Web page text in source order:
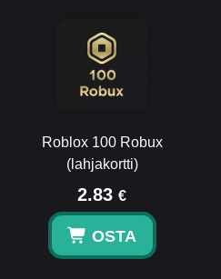
Roblox 100 Robux
(lahjakortti)
2.83 €
OSTA